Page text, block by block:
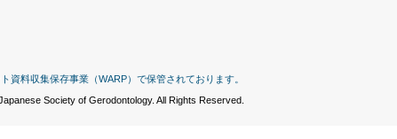
資料収集保存事業（WARP）で保管されております。
Society of Gerodontology. All Rights Reserved.